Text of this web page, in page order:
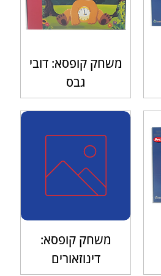
משחק קופסא: דובי
גבס
משחק קופסא:
דינוזאורים